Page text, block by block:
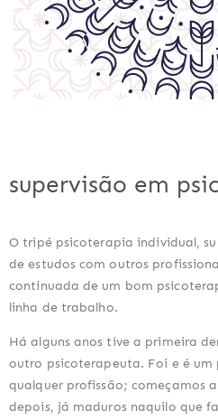
supervisão em
O tripé psicoterapia individual,
de estudos com outros
continuada de um bom
linha de trabalho.
Há alguns anos tive a primeira
outro psicoterapeuta. Foi e é um
qualquer profissão; começamos
depois, já maduros naquilo que